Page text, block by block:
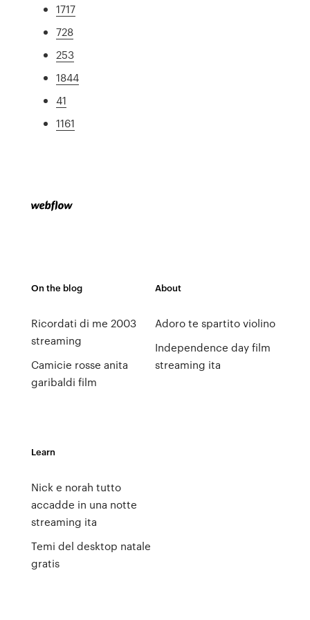
1717
728
253
1844
41
1161
On the blog
Ricordati di me 2003
streaming
Camicie rosse anita
garibaldi film
About
Adoro te spartito violino
Independence day film
streaming ita
Learn
Nick e norah tutto
accadde in una notte
streaming ita
Temi del desktop natale
gratis